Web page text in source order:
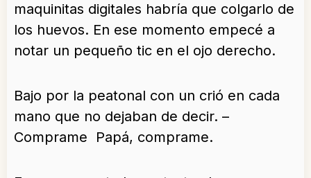
maquinitas digitales habría que colgarlo de
los huevos. En ese momento empecé a
notar un pequeño tic en el ojo derecho.
Bajo por la peatonal con un crió en cada
mano que no dejaban de decir. –
Comprame Papá, comprame.